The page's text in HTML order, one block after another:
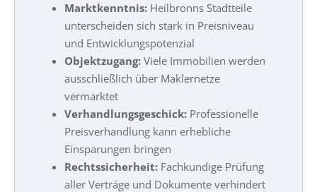
Marktkenntnis: Heilbronns Stadtteile
unterscheiden sich stark in Preisniveau
und Entwicklungspotenzial
Objektzugang: Viele Immobilien werden
ausschließlich über Maklernetze
vermarktet
Verhandlungsgeschick: Professionelle
Preisverhandlung kann erhebliche
Einsparungen bringen
Rechtssicherheit: Fachkundige Prüfung
aller Verträge und Dokumente verhindert